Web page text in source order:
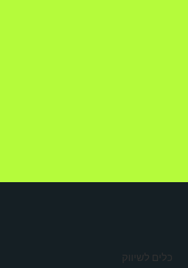
כלים לשיווק